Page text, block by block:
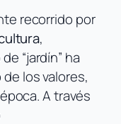
recorrido por
,
“jardín” ha
los valores,
A través